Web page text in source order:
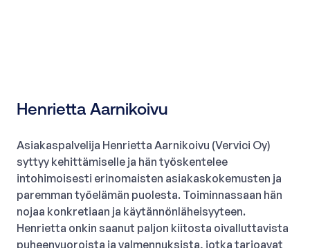
Henrietta Aarnikoivu
Asiakaspalvelija Henrietta Aarnikoivu (Vervici Oy)
syttyy kehittämiselle ja hän työskentelee
intohimoisesti erinomaisten asiakaskokemusten ja
paremman työelämän puolesta. Toiminnassaan hän
nojaa konkretiaan ja käytännönläheisyyteen.
Henrietta onkin saanut paljon kiitosta oivalluttavista
puheenvuoroista ja valmennuksista, jotka tarjoavat